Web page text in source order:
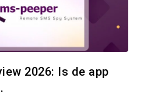
2026: Is de app